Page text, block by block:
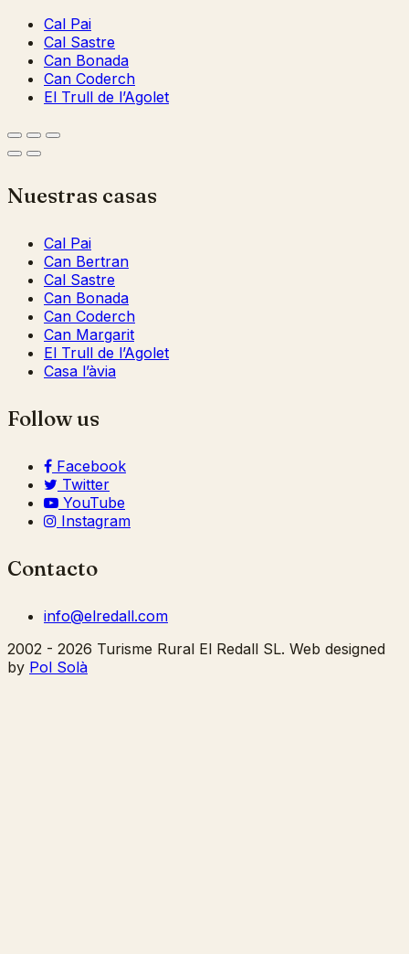
Cal Pai
Cal Sastre
Can Bonada
Can Coderch
El Trull de l’Agolet
Nuestras casas
Cal Pai
Can Bertran
Cal Sastre
Can Bonada
Can Coderch
Can Margarit
El Trull de l’Agolet
Casa l’àvia
Follow us
Facebook
Twitter
YouTube
Instagram
Contacto
info@elredall.com
2002 - 2026 Turisme Rural El Redall SL. Web designed
by Pol Solà